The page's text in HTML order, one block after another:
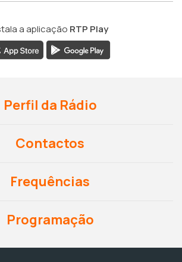
a aplicação RTP Play
Perfil da Rádio
Contactos
Frequências
Programação